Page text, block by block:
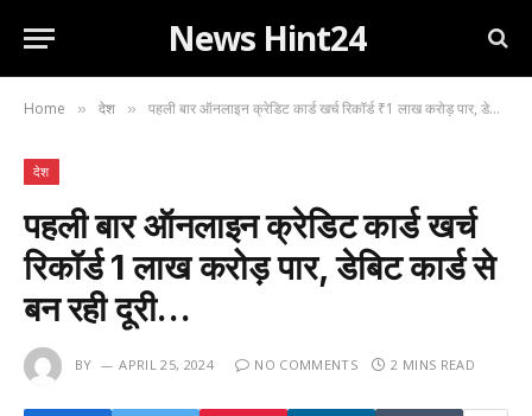
News Hint24
Home » देश » पहली बार ऑनलाइन क्रेडिट कार्ड खर्च रिकॉर्ड ₹1 लाख करोड़ पार, डेबिट कार्ड से बन रही दूरी…
देश
पहली बार ऑनलाइन क्रेडिट कार्ड खर्च
रिकॉर्ड ₹1 लाख करोड़ पार, डेबिट कार्ड से
बन रही दूरी…
BY APRIL 25, 2024 NO COMMENTS 2 MINS READ